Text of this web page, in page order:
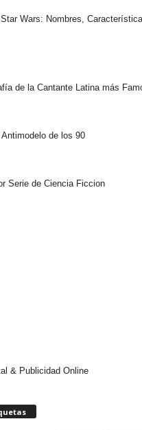
Wars: Nombres,
de la Cantante Latina más
de los 90
Serie de Ciencia Ficcion
& Publicidad Online